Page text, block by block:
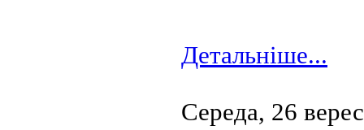
Детальніше...
Середа, 26